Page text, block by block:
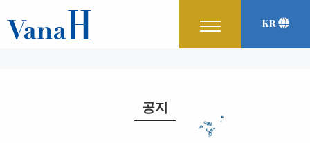
KR
공지